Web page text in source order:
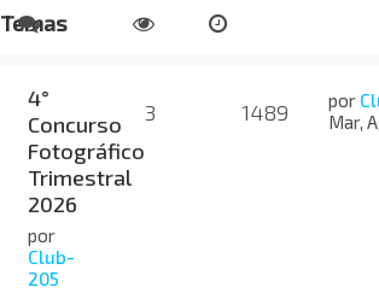
Temas
4°
Concurso
Fotográfico
Trimestral
2026
por
Club-
205
3 1489 por
Mar,